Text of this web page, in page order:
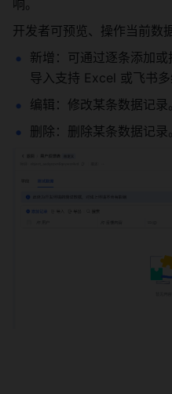
响。
开发者可预览、操作当前数
新增：可通过逐条添加
导入支持 Excel 或飞书多
编辑：修改某条数据记录
删除：删除某条数据记录